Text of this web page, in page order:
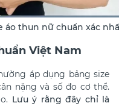
áo thun nữ chuẩn xác
Việt Nam
áp dụng bảng size
nặng và số đo cơ thể.
Lưu ý rằng đây chỉ là